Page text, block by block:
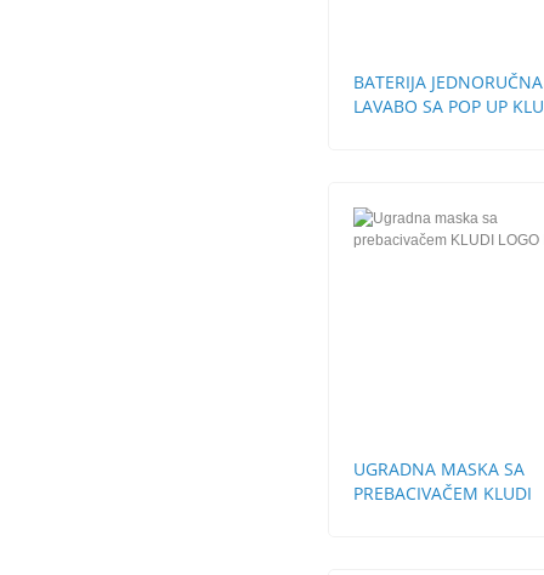
BATERIJA
LAVABO SA POP UP
UGRADNA MASKA SA
PREBACIVAČEM KLUDI